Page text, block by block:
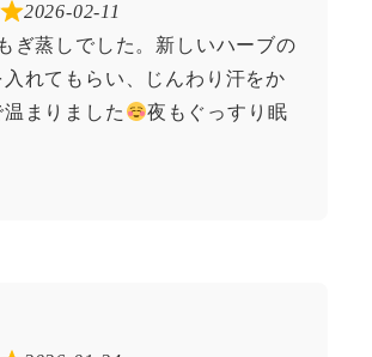
2026-02-11
ぎ蒸しでした。新しいハーブの
入れてもらい、じんわり汗をか
まりました
夜もぐっすり眠